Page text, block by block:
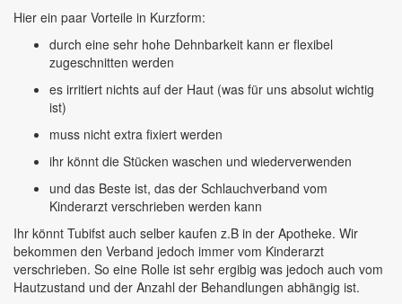
Hier ein paar Vorteile in Kurzform:
durch eine sehr hohe Dehnbarkeit kann er flexibel
zugeschnitten werden
es irritiert nichts auf der Haut (was für uns absolut wichtig
ist)
muss nicht extra fixiert werden
ihr könnt die Stücken waschen und wiederverwenden
und das Beste ist, das der Schlauchverband vom
Kinderarzt verschrieben werden kann
Ihr könnt Tubifst auch selber kaufen z.B in der Apotheke. Wir
bekommen den Verband jedoch immer vom Kinderarzt
verschrieben. So eine Rolle ist sehr ergibig was jedoch auch vom
Hautzustand und der Anzahl der Behandlungen abhängig ist.